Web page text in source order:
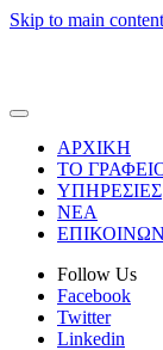
Skip to main content
ΑΡΧΙΚΗ
ΤΟ
ΥΠΗΡΕΣΙΕΣ
ΝΕΑ
Follow Us
Facebook
Twitter
Linkedin